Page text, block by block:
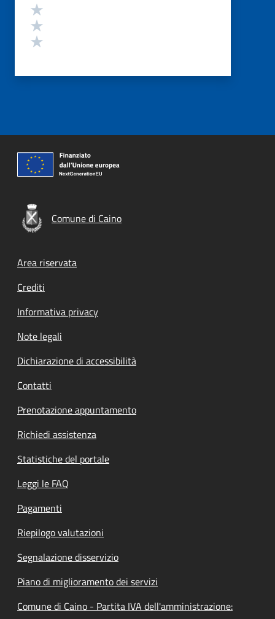
Comune di Caino
Footer menu
Area riservata
Crediti
Informativa privacy
Note legali
Dichiarazione di accessibilità
Contatti
Prenotazione appuntamento
Richiedi assistenza
Statistiche del portale
Leggi le FAQ
Pagamenti
Riepilogo valutazioni
Segnalazione disservizio
Piano di miglioramento dei servizi
Comune di Caino - Partita IVA dell'amministrazione: